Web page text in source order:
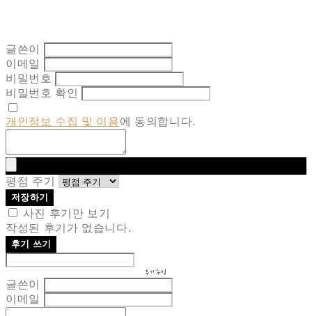
글쓴이
이메일
비밀번호
비밀번호 확인
개인정보 수집 및 이용에 동의합니다.
평점 주기
저장하기
사진 후기만 보기
작성된 후기가 없습니다.
후기 쓰기
후기 수정
글쓴이
이메일